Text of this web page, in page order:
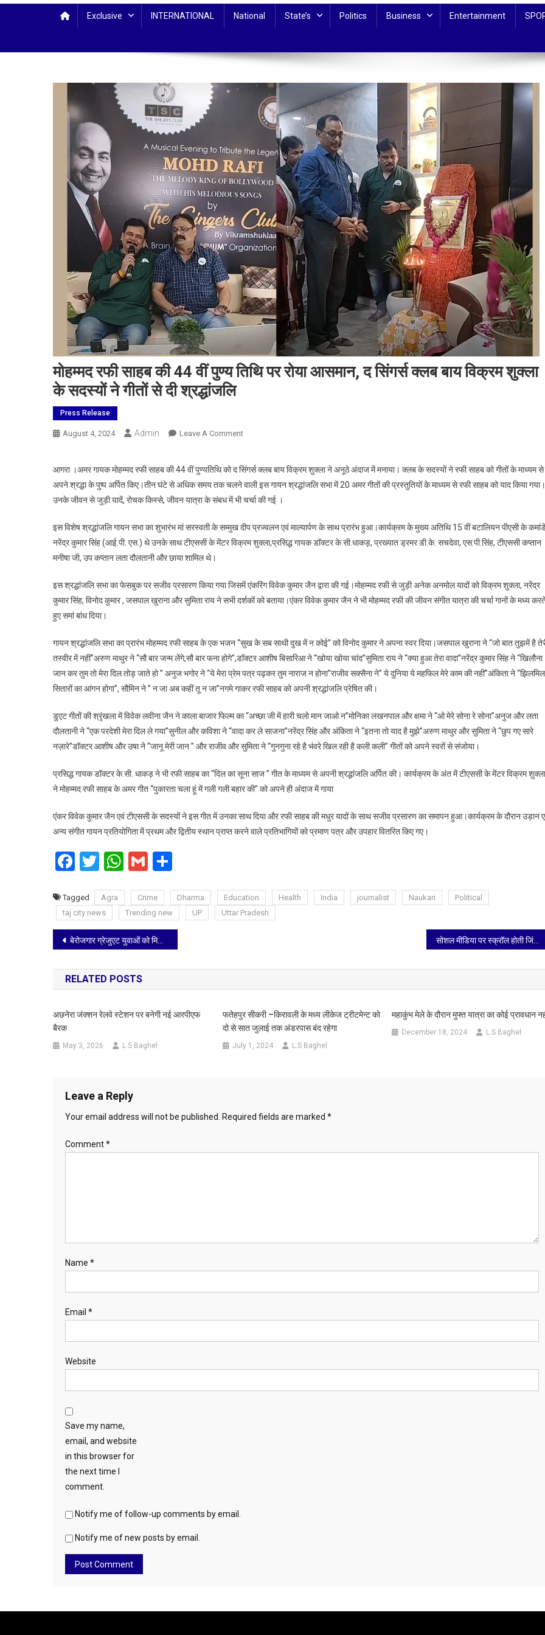
Exclusive INTERNATIONAL National State’s Politics Business Entertainment
मोहम्मद रफी साहब की 44 वीं पुण्य तिथि पर रोया आसमान, द सिंगर्स क्लब बाय विक्रम शुक्ला
के सदस्यों ने गीतों से दी श्रद्धांजलि
Press Release
August 4, 2024 Admin Leave A CommentOn
साहब
की
44
पुण्य
तिथि
आसमान,
द
बाय
विक्रम
शुक्ला
के
ने
गीतों
से
दी
श्रद्धांजलि
आगरा ।अमर गायक मोहम्मद रफी साहब की 44 वीं पुण्यतिथि को द सिंगर्स क्लब बाय विक्रम शुक्ला ने अनूठे अंदाज में मनाया। क्लब के सदस्यों ने रफी साहब को गीतों के माध्यम से
अपने श्रद्धा के पुष्प अर्पित किए।तीन घंटे से अधिक समय तक चलने वाली इस गायन श्रद्धांजलि सभा में 20 अमर गीतों की प्रस्तुतियों के माध्यम से रफी साहब को याद किया गया।
उनके जीवन से जुड़ी यादें, रोचक किस्से, जीवन यात्रा के संबध में भी चर्चा की गई ।
इस विशेष श्रद्धांजलि गायन सभा का शुभारंभ मां सरस्वती के सम्मुख दीप प्रज्वलन एवं माल्यार्पण के साथ प्रारंभ हुआ।कार्यक्रम के मुख्य अतिथि 15 वीं बटालियन पीएसी के
नरेंद्र कुमार सिंह (आई.पी. एस.) थे उनके साथ टीएससी के मेंटर विक्रम शुक्ला,प्रसिद्ध गायक डॉक्टर के.सी.धाकड़, प्रख्यात ड्रमर डी.के. सचदेवा, एस.पी.सिंह, टीएससी कप्तान
मनीषा जी, उप कप्तान लता दौलतानी और छाया शामिल थे।
इस श्रद्धांजलि सभा का फेसबुक पर सजीव प्रसारण किया गया जिसमें एंकरिंग विवेक कुमार जैन द्वारा की गई।मोहम्मद रफी से जुड़ी अनेक अनमोल यादों को विक्रम शुक्ला, नरेंद्र
कुमार सिंह, विनोद कुमार , जसपाल खुराना और सुमिता राय ने सभी दर्शकों को बताया।एंकर विवेक कुमार जैन ने भी मोहम्मद रफी की जीवन संगीत यात्रा की चर्चा गानों के मध्य
हुए समां बांध दिया।
गायन श्रद्धांजलि सभा का प्रारंभ मोहम्मद रफी साहब के एक भजन “सुख के सब साथी दुख में न कोई” को विनोद कुमार ने अपना स्वर दिया।जसपाल खुराना ने “जो बात तुझमें है
तस्वीर में नहीं”अरुण माथुर ने “सौ बार जन्म लेंगे,सौ बार फना होगे”,डॉक्टर आशीष बिसारिआ ने “खोया खोया चांद”सुमिता राय ने “क्या हुआ तेरा वादा”नरेंद्र कुमार सिंह ने “खिलौना
जान कर तुम तो मेरा दिल तोड़ जाते हो ” अनुज भगोर ने “ये मेरा प्रेम पत्र पढ़कर तुम नाराज न होना”राजीव सक्सैना ने” ये दुनिया ये महफिल मेरे काम की नहीं”अंकिता ने “झिलमिल
सितारों का आंगन होगा”, सौमिन ने ” न जा अब कहीं तू न जा”नगमे गाकर रफी साहब को अपनी श्रद्धांजलि प्रेषित की।
डुएट गीतों की श्रृंखला में विवेक लवीना जैन ने काला बाजार फिल्म का “अच्छा जी में हारी चलो मान जाओ न”मोनिका लखनपाल और क्षमा ने “ओ मेरे सोना रे सोना”अनुज और लता
दौलतानी ने “एक परदेशी मेरा दिल ले गया”सुनील और कविशा ने “वादा कर ले साजना”नरेंद्र सिंह और अंकिता ने “इतना तो याद है मुझे”अरुण माथुर और सुमिता ने “छुप गए सारे
नज़ारे”डॉक्टर आशीष और उषा ने “जानू मेरी जान ” और राजीव और सुमिता ने “गुनगुना रहे है भंवरे खिल रही है कली कली” गीतों को अपने स्वरों से संजोया।
प्रसिद्ध गायक डॉक्टर के.सी. धाकड़ ने भी रफी साहब का “दिल का सूना साज ” गीत के माध्यम से अपनी श्रद्धांजलि अर्पित की। कार्यक्रम के अंत में टीएससी के मेंटर विक्रम शुक्ला
ने मोहम्मद रफी साहब के अमर गीत “पुकारता चला हूं में गली गली बहार की” को अपने ही अंदाज में गाया
एंकर विवेक कुमार जैन एवं टीएससी के सदस्यों ने इस गीत में उनका साथ दिया और रफी साहब की मधुर यादों के साथ सजीव प्रसारण का समापन हुआ।कार्यक्रम के दौरान उड़ान
अन्य संगीत गायन प्रतियोगिता में प्रथम और द्वितीय स्थान प्राप्त करने वाले प्रतिभागियों को प्रमाण पत्र और उपहार वितरित किए गए।
Facebook
Twitter
WhatsApp
Gmail
Tagged Agra Crime Dharma Education Health India journalist Naukari
Political
taj city news
Trending new UP Uttar Pradesh
Post
navigation
बेरोजगार ग्रेजुएट युवाओं को मिले रोजगार की गारंटी: योगेश त्यागी
RELATED POSTS
अछनेरा जंक्शन रेलवे स्टेशन पर बनेगी नई आरपीएफ
बैरक
May 3, 2026 L.S Baghel
फतेहपुर सीकरी –किरावली के मध्य लीकेज ट्रीटमेन्ट को
दो से सात जुलाई तक अंडरपास बंद रहेगा
July 1, 2024 L.S Baghel
महाकुंभ मेले के दौरान मुफ्त यात्रा का कोई प्रावधान
December 18, 2024 L.S Baghel
Leave a Reply
Your email address will not be published. Required fields are marked *
Comment*
Name *
Email *
Website
Save my name,
email, and website
in this browser for
the next time I
comment.
Notify me of follow-up comments by email.
Notify me of new posts by email.